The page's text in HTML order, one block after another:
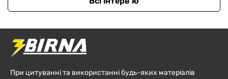
При цитуванні та використанні будь-яких матеріалів